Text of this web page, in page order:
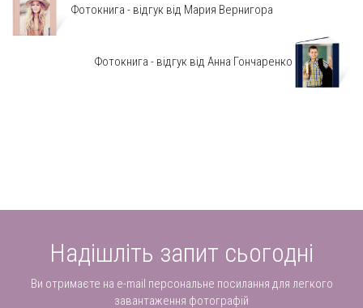
Фотокнига - відгук від Мария Вернигора
Фотокнига - відгук від Анна Гончаренко
Надішліть запит сьогодні
Ви отримаєте на e-mail персональне посилання для легкого
завантаження фотографій